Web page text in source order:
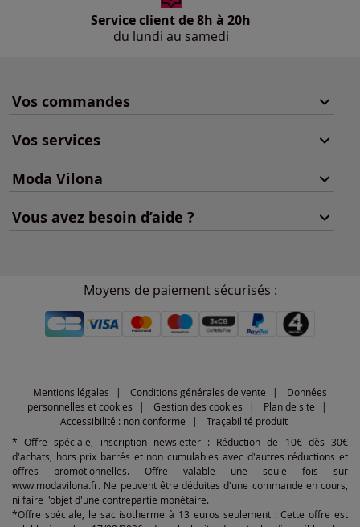
Service client de 8h à 20h
du lundi au samedi
Vos commandes
Vos services
Moda Vilona
Vous avez besoin d’aide ?
Moyens de paiement sécurisés :
Mentions légales Conditions générales de vente
Données
personnelles et cookies
Gestion des cookies
Plan de site
Accessibilité : non conforme
Traçabilité produit
* Offre spéciale, inscription newsletter : Réduction de 10€ dès 30€
d'achats, hors prix barrés et non cumulables avec d'autres réductions et
offres promotionnelles. Offre valable une seule fois sur
www.modavilona.fr. Ne peuvent être déduites d'une commande en cours,
ni faire l'objet d'une contrepartie monétaire.
*Offre spéciale, le sac isotherme à 13 euros seulement : Cette offre est